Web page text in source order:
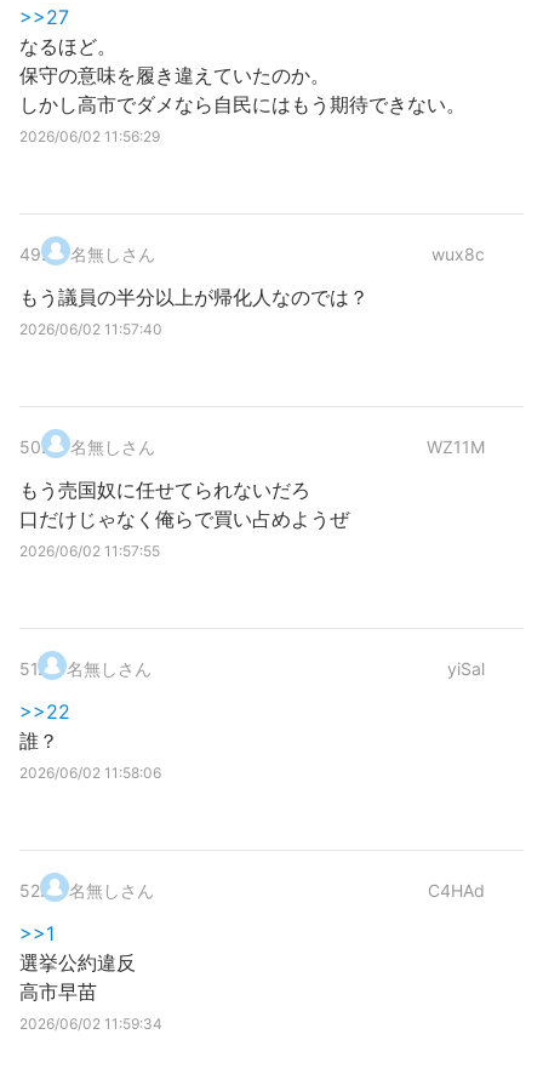
>>27
なるほど。
保守の意味を履き違えていたのか。
しかし高市でダメなら自民にはもう期待できない。
2026/06/02 11:56:29
49. 名無しさん wux8c
もう議員の半分以上が帰化人なのでは？
2026/06/02 11:57:40
50. 名無しさん WZ11M
もう売国奴に任せてられないだろ
口だけじゃなく俺らで買い占めようぜ
2026/06/02 11:57:55
51. 名無しさん yiSal
>>22
誰？
2026/06/02 11:58:06
52. 名無しさん C4HAd
>>1
選挙公約違反
高市早苗
2026/06/02 11:59:34